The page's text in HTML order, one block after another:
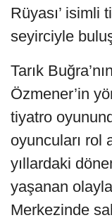
Rüyası’ isimli
seyirciyle
Tarık
Özmener’in
tiyatro
oyuncuları rol
yıllardaki
yaşanan
Merkezinde